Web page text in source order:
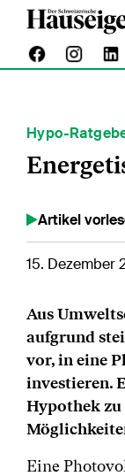
Hypo-
Artikel
15. Dezember
Aus
aufgrund
vor, in eine
investieren.
Hypothek zu
Eine